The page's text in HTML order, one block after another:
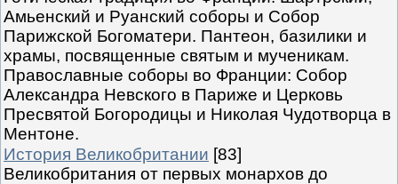
Амьенский и Руанский соборы и Собор
Парижской Богоматери. Пантеон, базилики и
храмы, посвященные святым и мученикам.
Православные соборы во Франции: Собор
Александра Невского в Париже и Церковь
Пресвятой Богородицы и Николая Чудотворца в
Ментоне.
История Великобритании [83]
Великобритания от первых монархов до